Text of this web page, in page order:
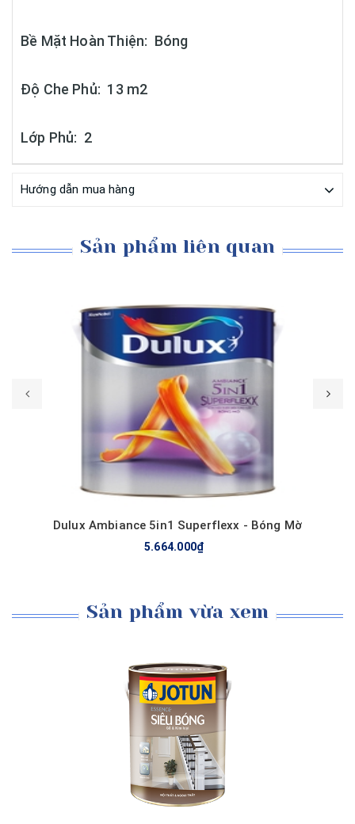
Bề Mặt Hoàn Thiện: Bóng
Độ Che Phủ: 13 m2
Lớp Phủ: 2
Hướng dẫn mua hàng
Sản phẩm liên quan
Mua hàng
Dulux Ambiance 5in1 Superflexx - Bóng Mờ
5.664.000₫
Sản phẩm vừa xem